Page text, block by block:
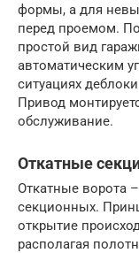
формы, а для
перед проемом.
простой вид
автоматическим
ситуациях
Привод
обслуживание.
Откатные
Откатные ворота
секционных.
открытие
располагая